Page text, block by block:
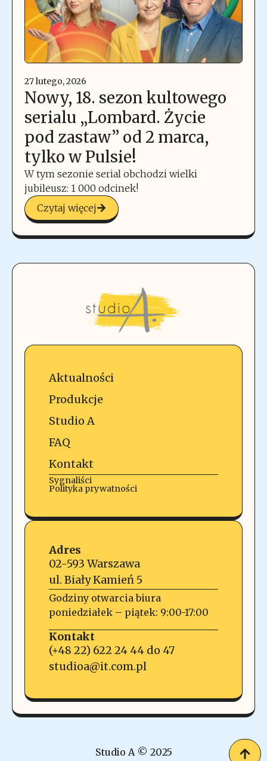
27 lutego, 2026
Nowy, 18. sezon kultowego
serialu „Lombard. Życie
pod zastaw” od 2 marca,
tylko w Pulsie!
W tym sezonie serial obchodzi wielki
jubileusz: 1 000 odcinek!
Czytaj więcej
Aktualności
Produkcje
Studio A
FAQ
Kontakt
Sygnaliści
Polityka prywatności
Adres
02-593 Warszawa
ul. Biały Kamień 5
Godziny otwarcia biura
poniedziałek – piątek: 9:00-17:00
Kontakt
(+48 22) 622 24 44 do 47
studioa@it.com.pl
Studio A © 2025